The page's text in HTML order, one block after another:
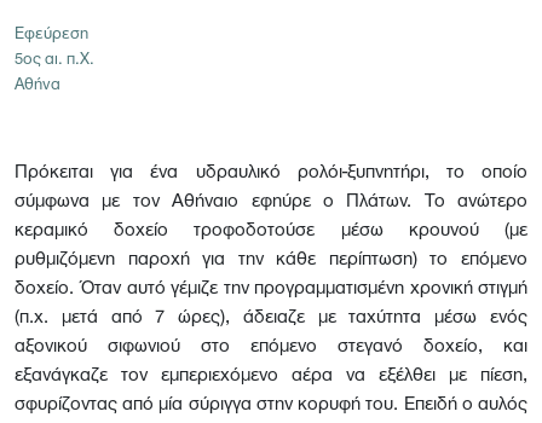
Εφεύρεση
5ος αι. π.Χ.
Αθήνα
Πρόκειται για ένα υδραυλικό ρολόι-ξυπνητήρι, το οποίο
σύμφωνα με τον Αθήναιο εφηύρε ο Πλάτων. Το ανώτερο
κεραμικό δοχείο τροφοδοτούσε μέσω κρουνού (με
ρυθμιζόμενη παροχή για την κάθε περίπτωση) το επόμενο
δοχείο. Όταν αυτό γέμιζε την προγραμματισμένη χρονική στιγμή
(π.χ. μετά από 7 ώρες), άδειαζε με ταχύτητα μέσω ενός
αξονικού σιφωνιού στο επόμενο στεγανό δοχείο, και
εξανάγκαζε τον εμπεριεχόμενο αέρα να εξέλθει με πίεση,
σφυρίζοντας από μία σύριγγα στην κορυφή του. Επειδή ο αυλός